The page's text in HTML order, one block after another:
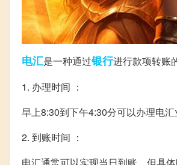
电汇是一种通过银行进行款项转账
1. 办理时间 ：
早上8:30到下午4:30分可以办理电汇
2. 到账时间 ：